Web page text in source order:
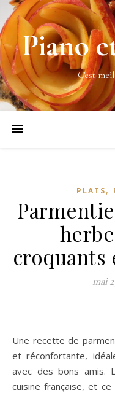
Piano
C'est
PLATS,
croquants
mai
Une recette de parmentier plutôt classique, mais efficace
et réconfortante,
avec des bons amis.
cuisine française, et